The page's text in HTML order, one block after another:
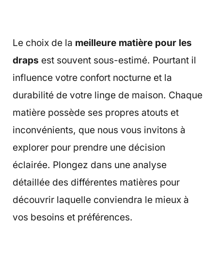
Le choix de la meilleure matière pour les
draps est souvent sous-estimé. Pourtant il
influence votre confort nocturne et la
durabilité de votre linge de maison. Chaque
matière possède ses propres atouts et
inconvénients, que nous vous invitons à
explorer pour prendre une décision
éclairée. Plongez dans une analyse
détaillée des différentes matières pour
découvrir laquelle conviendra le mieux à
vos besoins et préférences.